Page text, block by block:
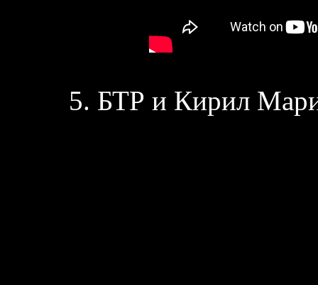
5. БТР и Кирил